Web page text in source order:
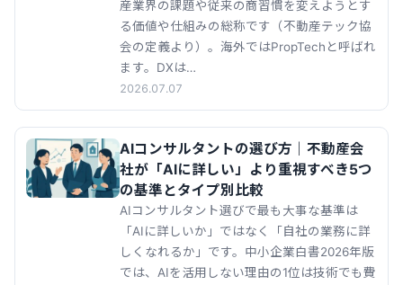
産業界の課題や従来の商習慣を変えようとす
る価値や仕組みの総称です（不動産テック協
会の定義より）。海外ではPropTechと呼ばれ
ます。DXは…
2026.07.07
AIコンサルタントの選び方｜不動産会
社が「AIに詳しい」より重視すべき5つ
の基準とタイプ別比較
AIコンサルタント選びで最も大事な基準は
「AIに詳しいか」ではなく「自社の業務に詳
しくなれるか」です。中小企業白書2026年版
では、AIを活用しない理由の1位は技術でも費